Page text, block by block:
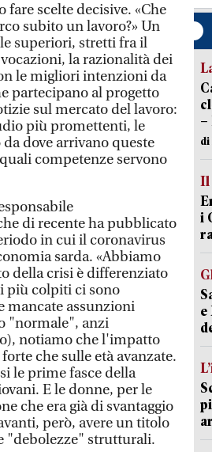
scelte decisive. «Che
subito un lavoro?» Un
superiori, stretti fra il
la razionalità dei
le migliori intenzioni da
partecipano al progetto
sul mercato del lavoro:
più promettenti, le
dove arrivano queste
competenze servono
di recente ha pubblicato
in cui il coronavirus
sarda. «Abbiamo
della crisi è differenziato
più colpiti ci sono
mancate assunzioni
"normale", anzi
notiamo che l'impatto
che sulle età avanzate.
le prime fasce della
E le donne, per le
che era già di svantaggio
però, avere un titolo
"debolezze" strutturali.
–
di
Il
i
e